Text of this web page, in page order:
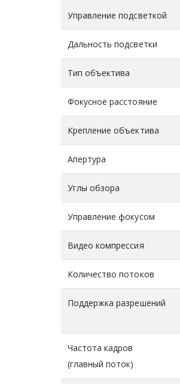
Управление подсветкой
Дальность подсветки
Тип объектива
Фокусное расстояние
Крепление объектива
Апертура
Углы обзора
Управление фокусом
Видео компрессия
Количество потоков
Поддержка разрешений
Частота кадров
(главный поток)